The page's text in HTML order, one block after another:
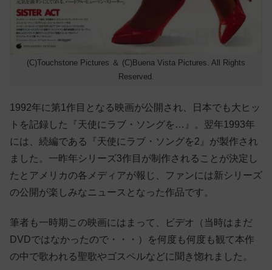
(C)Touchstone Pictures ＆ (C)Buena Vista Pictures. All Rights
Reserved.
1992年に第1作目となる映画が公開され、日本でも大ヒッ
トを記録した『天使にラブ・ソングを…』。翌年1993年
には、続編である『天使にラブ・ソングを2』が製作され
ました。一昨年シリーズ3作目が制作されることが決定し
たとアメリカの各メディアが報じ、ファンには新シリーズ
の公開が楽しみなニュースとなった作品です。
筆者も一時期この映画にはまって、ビデオ（当時はまだ
DVDではなかったので・・・）を何度も何度も観て本作
の中で歌われる聖歌やゴスペルなどに聞き惚れました。